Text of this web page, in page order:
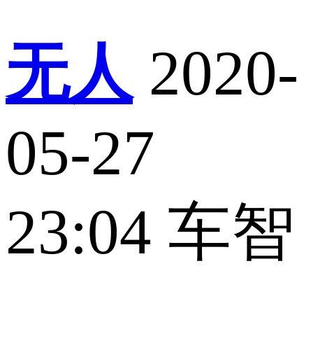
无人 2020-
05-27
23:04 车智